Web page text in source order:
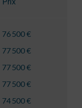
Prix
76 500 €
77 500 €
77 500 €
77 500 €
74 500 €